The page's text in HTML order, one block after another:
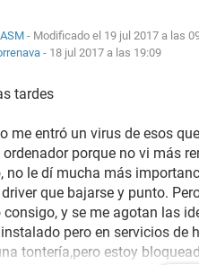
- Modificado el 19 jul 2017 a las
- 18 jul 2017 a las 19:09
tardes
me entró un virus de esos
porque no vi más
no le dí mucha más
que bajarse y punto.
consigo, y se me agotan las
pero en servicios de
tontería,pero estoy